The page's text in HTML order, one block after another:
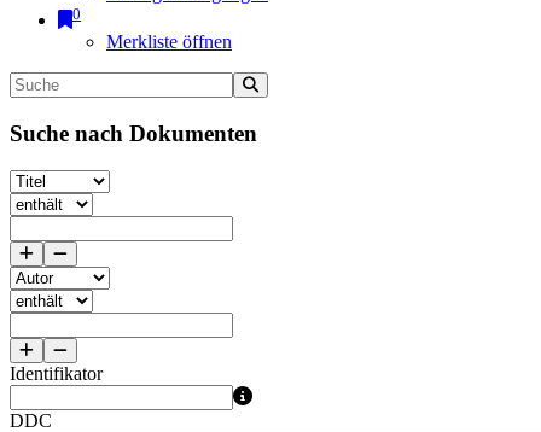
0
Merkliste öffnen
Suche nach Dokumenten
Identifikator
DDC